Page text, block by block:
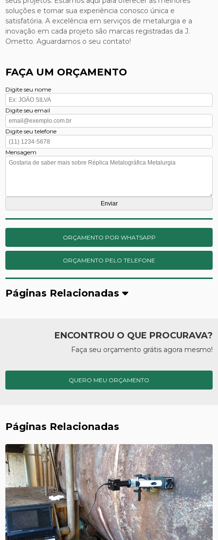
soluções e tornar sua experiência conosco única e
satisfatória. A excelência em serviços de metalurgia e a
inovação em cada projeto são marcas registradas da J.
Ometto. Aguardamos o seu contato!
FAÇA UM ORÇAMENTO
Digite seu nome
Digite seu email
Digite seu telefone
Mensagem
ORÇAMENTO POR WHATSAPP
ORÇAMENTO PELO TELEFONE
Páginas Relacionadas
ENCONTROU O QUE PROCURAVA?
Faça seu orçamento grátis agora mesmo!
QUERO MEU ORÇAMENTO
Páginas Relacionadas